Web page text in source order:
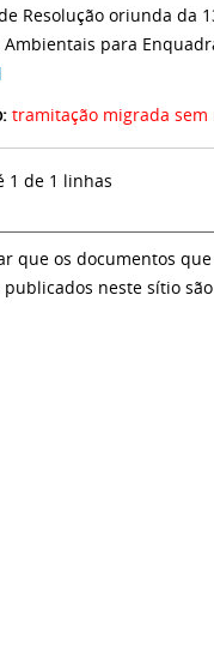
Resolução oriunda da
para
tramitação migrada
1 de 1 linhas
que os documentos
neste sítio